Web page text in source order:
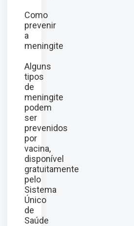
Como
prevenir
a
meningite
Alguns
tipos
de
meningite
podem
ser
prevenidos
por
vacina,
disponível
gratuitamente
pelo
Sistema
Único
de
Saúde